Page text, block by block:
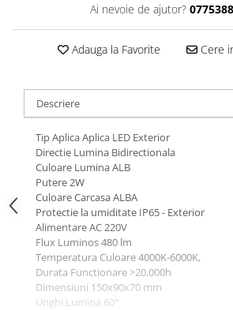
Ai nevoie de ajutor?
Adauga la Favorite Cere
Descriere
Tip Aplica Aplica LED Exterior
Directie Lumina Bidirectionala
Culoare Lumina ALB
Putere 2W
Culoare Carcasa ALBA
Protectie la umiditate IP65 - Exterior
Alimentare AC 220V
Flux Luminos 480 lm
Temperatura Culoare 4000K-6000K,
Durata Functionare >20.000h
Dimensiuni 150x90x70 mm
Unghi Lumina 60°